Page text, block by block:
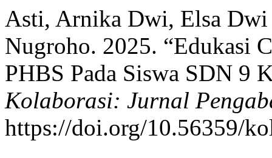
Asti, Arnika Dwi, Elsa
Nugroho. 2025. “Edukasi
PHBS Pada Siswa SDN 9
Kolaborasi: Jurnal
https://doi.org/10.56359/